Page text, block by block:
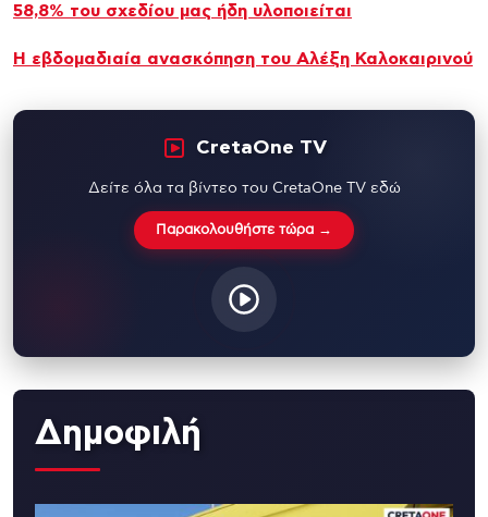
58,8% του σχεδίου μας ήδη υλοποιείται
Η εβδομαδιαία ανασκόπηση του Αλέξη Καλοκαιρινού
CretaOne TV
Δείτε όλα τα βίντεο του CretaOne TV εδώ
Παρακολουθήστε τώρα →
Δημοφιλή